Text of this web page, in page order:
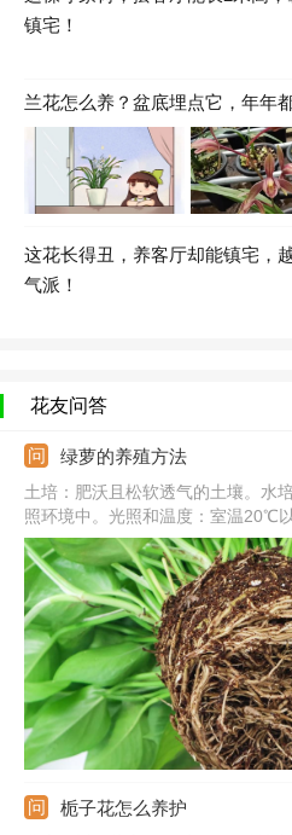
镇宅！
兰花怎么养？盆底埋点它，年年
这花长得丑，养客厅却能镇宅，
气派！
花友问答
绿萝的养殖方法
土培：肥沃且松软透气的土壤。水
照环境中。光照和温度：室温20℃
需要及时浇水，一次浇透，秋冬减
病、根腐病、叶斑病。
栀子花怎么养护